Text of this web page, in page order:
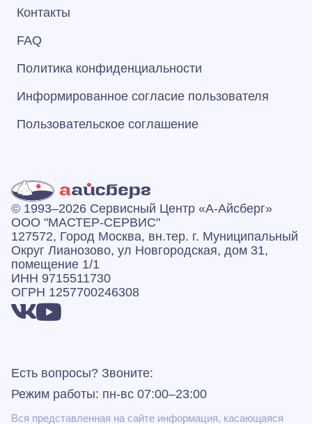
Контакты
FAQ
Политика конфиденциальности
Информированное согласие пользователя
Пользовательское соглашение
© 1993–2026 Сервисный Центр «А‑Айсберг»
ООО "МАСТЕР-СЕРВИС"
127572, Город Москва, вн.тер. г. Муниципальный
Округ Лианозово, ул Новгородская, дом 31,
помещение 1/1
ИНН 9715511730
ОГРН 1257700246308
Есть вопросы? Звоните:
Режим работы: пн-вс 07:00–23:00
Вся представленная на сайте информация, касающаяся